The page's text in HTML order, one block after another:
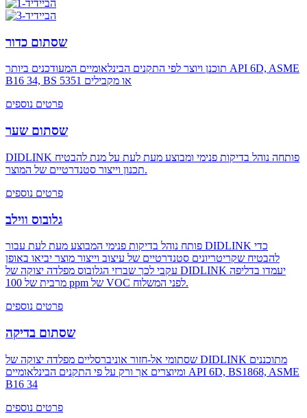
שסתום כדור
תוכנן ויוצר לפי התקנים הבינלאומיים המעודכנים ביותר API 6D, ASME
B16 34, BS 5351 או מקבילים
פרטים נוספים
שסתום שער
DIDLINK פותחה נוהל בדיקות פנימי ומבוצע מעת לעת על מנת להבטיח
תכנון וייצור סטנדרטיים של המוצר.
פרטים נוספים
גלובוס ווילב
פותח נוהל בדיקות פנימי המבוצע מעת לעת עבור DIDLINK כדי
להבטיח שקריטריונים סטנדרטיים של עיצוב וייצור מוצר יביאו באופן
עקבי לכך שברזי הגלובוס מפלדה יצוקה של DIDLINK יעמדו בדליפה
מרבית של 100 ppm של VOC לפני המשלוח.
פרטים נוספים
שסתום בדיקה
שסתומי אל-חזור אוניברסליים מפלדה יצוקה של DIDLINK מתוכננים
ומיוצרים אך ורק על פי התקנים הבינלאומיים API 6D, BS1868, ASME
B16 34
פרטים נוספים